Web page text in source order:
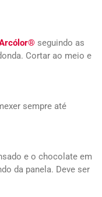
seguindo as
Cortar ao meio e
sempre até
e o chocolate em
da panela. Deve ser